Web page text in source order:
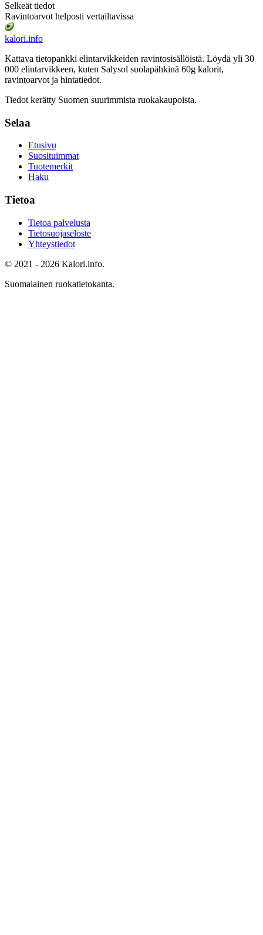
Selkeät tiedot
Ravintoarvot helposti vertailtavissa
kalori.info
Kattava tietopankki elintarvikkeiden ravintosisällöistä. Löydä yli 30
000 elintarvikkeen, kuten Salysol suolapähkinä 60g kalorit,
ravintoarvot ja hintatiedot.
Tiedot kerätty Suomen suurimmista ruokakaupoista.
Selaa
Etusivu
Suosituimmat
Tuotemerkit
Haku
Tietoa
Tietoa palvelusta
Tietosuojaseloste
Yhteystiedot
© 2021 - 2026 Kalori.info.
Suomalainen ruokatietokanta.